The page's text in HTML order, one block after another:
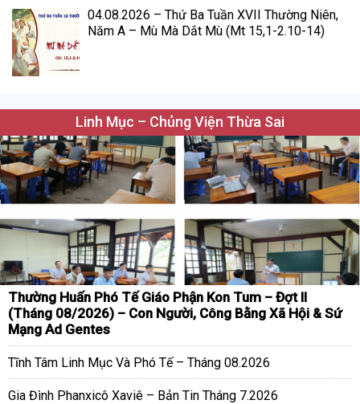
04.08.2026 – Thứ Ba Tuần XVII Thường Niên,
Năm A – Mù Mà Dắt Mù (Mt 15,1-2.10-14)
Linh Mục – Chủng Viện Thừa Sai
Thường Huấn Phó Tế Giáo Phận Kon Tum – Đợt II
(Tháng 08/2026) – Con Người, Công Bằng Xã Hội & Sứ
Mạng Ad Gentes
Tĩnh Tâm Linh Mục Và Phó Tế – Tháng 08.2026
Gia Đình Phanxicô Xaviê – Bản Tin Tháng 7.2026